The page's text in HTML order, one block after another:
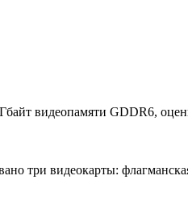
видеопамяти GDDR6,
три видеокарты: